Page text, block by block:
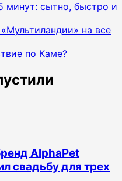
минут: сытно, быстро и
на все
по Каме?
AlphaPet
свадьбу для трех